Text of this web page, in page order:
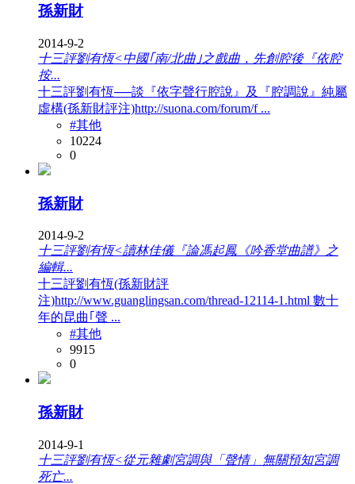
孫新財
2014-9-2
十三評劉有恆<中國｢南/北曲｣之戲曲，先創腔後『依腔
按...
十三評劉有恆──談『依字聲行腔說』及『腔調說』純屬
虛構(孫新財評注)http://suona.com/forum/f ...
#其他
10224
0
孫新財
2014-9-2
十三評劉有恆<讀林佳儀『論馮起鳳《吟香堂曲譜》之
編輯...
十三評劉有恆(孫新財評
注)http://www.guanglingsan.com/thread-12114-1.html 數十
年的昆曲｢聲 ...
#其他
9915
0
孫新財
2014-9-1
十三評劉有恆<從元雜劇宮調與「聲情」無關預知宮調
死亡...